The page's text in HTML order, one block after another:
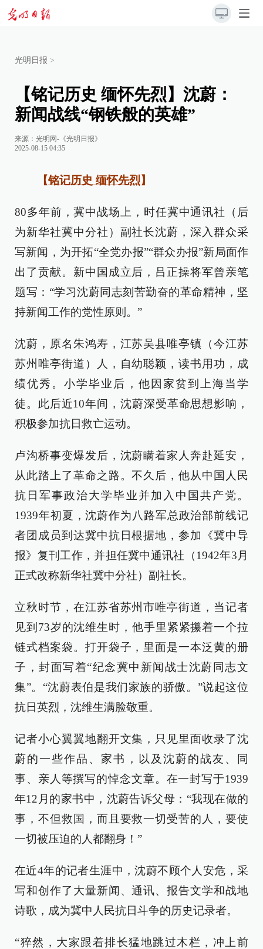
光明日报 >
【铭记历史 缅怀先烈】沈蔚：
新闻战线“钢铁般的英雄”
来源： 光明网-《光明日报》
2025-08-15 04:35
【铭记历史 缅怀先烈】
80多年前，冀中战场上，时任冀中通讯社（后
为新华社冀中分社）副社长沈蔚，深入群众采
写新闻，为开拓“全党办报”“群众办报”新局面作
出了贡献。新中国成立后，吕正操将军曾亲笔
题写：“学习沈蔚同志刻苦勤奋的革命精神，坚
持新闻工作的党性原则。”
沈蔚，原名朱鸿寿，江苏吴县唯亭镇（今江苏
苏州唯亭街道）人，自幼聪颖，读书用功，成
绩优秀。小学毕业后，他因家贫到上海当学
徒。此后近10年间，沈蔚深受革命思想影响，
积极参加抗日救亡运动。
卢沟桥事变爆发后，沈蔚瞒着家人奔赴延安，
从此踏上了革命之路。不久后，他从中国人民
抗日军事政治大学毕业并加入中国共产党。
1939年初夏，沈蔚作为八路军总政治部前线记
者团成员到达冀中抗日根据地，参加《冀中导
报》复刊工作，并担任冀中通讯社（1942年3月
正式改称新华社冀中分社）副社长。
立秋时节，在江苏省苏州市唯亭街道，当记者
见到73岁的沈维生时，他手里紧紧攥着一个拉
链式档案袋。打开袋子，里面是一本泛黄的册
子，封面写着“纪念冀中新闻战士沈蔚同志文
集”。“沈蔚表伯是我们家族的骄傲。”说起这位
抗日英烈，沈维生满脸敬重。
记者小心翼翼地翻开文集，只见里面收录了沈
蔚的一些作品、家书，以及沈蔚的战友、同
事、亲人等撰写的悼念文章。在一封写于1939
年12月的家书中，沈蔚告诉父母：“我现在做的
事，不但救国，而且要救一切受苦的人，要使
一切被压迫的人都翻身！”
在近4年的记者生涯中，沈蔚不顾个人安危，采
写和创作了大量新闻、通讯、报告文学和战地
诗歌，成为冀中人民抗日斗争的历史记录者。
“猝然，大家跟着排长猛地跳过木栏，冲上前